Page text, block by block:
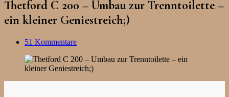
Thetford C 200 – Umbau zur Trenntoilette –
ein kleiner Geniestreich;)
51 Kommentare